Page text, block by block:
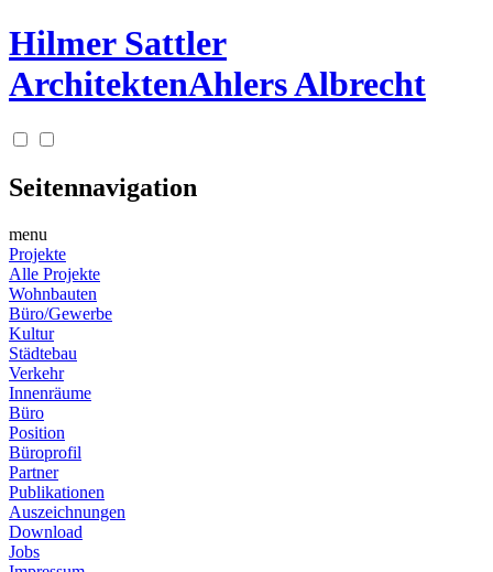
Hilmer Sattler
ArchitektenAhlers Albrecht
Seitennavigation
menu
Projekte
Alle Projekte
Wohnbauten
Büro/Gewerbe
Kultur
Städtebau
Verkehr
Innenräume
Büro
Position
Büroprofil
Partner
Publikationen
Auszeichnungen
Download
Jobs